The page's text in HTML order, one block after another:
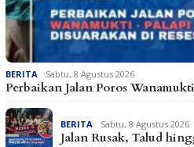
BERITA Sabtu, 8 Agustus 2026
Perbaikan Jalan Poros
BERITA Sabtu, 8 Agustus 2026
Jalan Rusak, Talud